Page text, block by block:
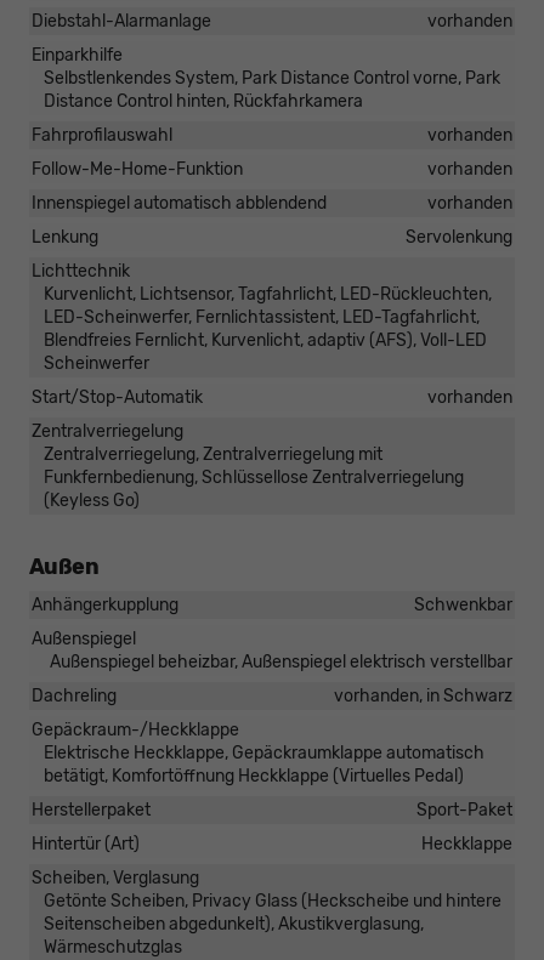
Diebstahl-Alarmanlage
vorhanden
Einparkhilfe
Selbstlenkendes System, Park Distance Control vorne, Park
Distance Control hinten, Rückfahrkamera
Fahrprofilauswahl
vorhanden
Follow-Me-Home-Funktion
vorhanden
Innenspiegel automatisch abblendend
vorhanden
Lenkung
Servolenkung
Lichttechnik
Kurvenlicht, Lichtsensor, Tagfahrlicht, LED-Rückleuchten,
LED-Scheinwerfer, Fernlichtassistent, LED-Tagfahrlicht,
Blendfreies Fernlicht, Kurvenlicht, adaptiv (AFS), Voll-LED
Scheinwerfer
Start/Stop-Automatik
vorhanden
Zentralverriegelung
Zentralverriegelung, Zentralverriegelung mit
Funkfernbedienung, Schlüssellose Zentralverriegelung
(Keyless Go)
Außen
Anhängerkupplung
Schwenkbar
Außenspiegel
Außenspiegel beheizbar, Außenspiegel elektrisch verstellbar
Dachreling
vorhanden, in Schwarz
Gepäckraum-/Heckklappe
Elektrische Heckklappe, Gepäckraumklappe automatisch
betätigt, Komfortöffnung Heckklappe (Virtuelles Pedal)
Herstellerpaket
Sport-Paket
Hintertür (Art)
Heckklappe
Scheiben, Verglasung
Getönte Scheiben, Privacy Glass (Heckscheibe und hintere
Seitenscheiben abgedunkelt), Akustikverglasung,
Wärmeschutzglas